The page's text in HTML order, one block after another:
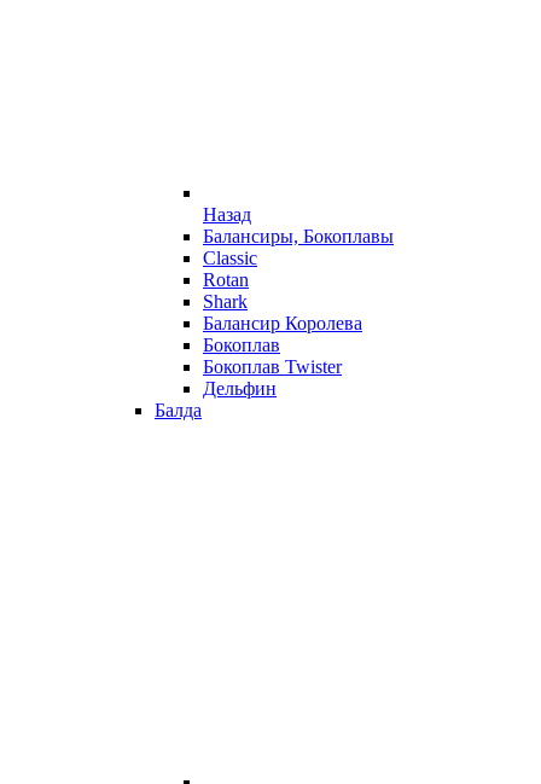
Назад
Балансиры, Бокоплавы
Classic
Rotan
Shark
Балансир Королева
Бокоплав
Бокоплав Twister
Дельфин
Балда